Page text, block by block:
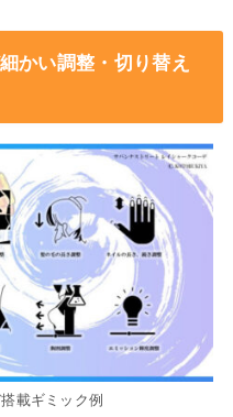
かい調整・切り替え
載ギミック例